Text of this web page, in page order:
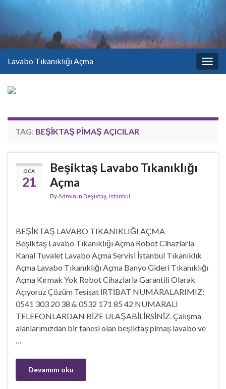
Lavabo Tıkanıklığı Açma
TAG: BEŞIKTAŞ PIMAŞ AÇICILAR
OCA
21
Beşiktaş Lavabo Tıkanıklığı
Açma
ByAdmin in Beşiktaş İstanbul
BEŞİKTAŞ LAVABO TIKANIKLIĞI AÇMA
Beşiktaş Lavabo Tıkanıklığı Açma Robot Cihazlarla
Kanal Tuvalet Lavabo Açma Servisi İstanbul Tıkanıklık
Açma Lavabo Tıkanıklığı Açma Banyo Gideri Tıkanıklığı
Açma Kırmak Yok Robot Cihazlarla Garantili Olarak
Açıyoruz Çözüm Tesisat İRTİBAT NUMARALARIMIZ:
0541 303 20 38 & 0532 171 85 42 NUMARALI
TELEFONLARDAN BİZE ULAŞABİLİRSİNİZ. Çalışma
alanlarımızdan bir tanesi olan beşiktaş pimaş lavabo ve
Devamını oku